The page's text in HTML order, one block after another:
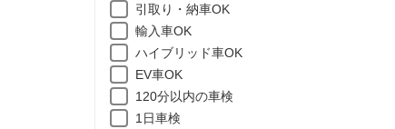
引取り・納車OK
輸入車OK
ハイブリッド車OK
EV車OK
120分以内の車検
1日車検